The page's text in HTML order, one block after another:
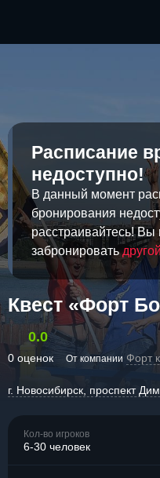
Расписание
недоступно!
В данный момент
бронирования
расстраивайтесь!
забронировать
Квест «Форт
0.0
0 оценок От компании Форт
г. Новосибирск, проспект
Кол-во игроков
6-30 человек